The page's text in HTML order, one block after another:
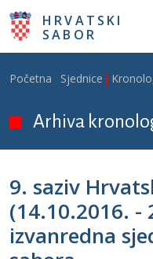
Skoči na glavni sadržaj
HRVATSKI
SABOR
Breadcrumb
Početna Sjednice
Arhiva
9. saziv
(14.10.2016. -
izvanredna